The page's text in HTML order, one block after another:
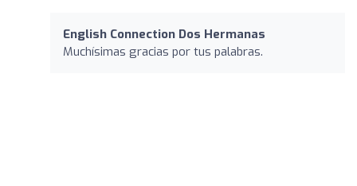
English Connection Dos Hermanas
Muchísimas gracias por tus palabras.